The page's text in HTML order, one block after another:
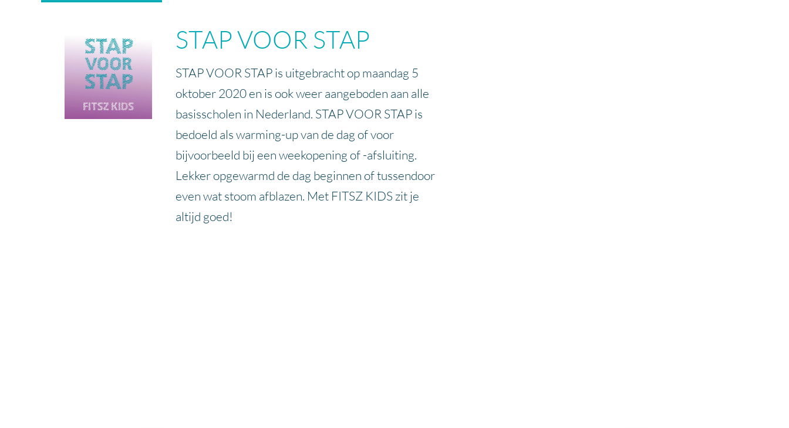
STAP VOOR STAP
STAP VOOR STAP is uitgebracht op maandag 5
oktober 2020 en is ook weer aangeboden aan alle
basisscholen in Nederland. STAP VOOR STAP is
bedoeld als warming-up van de dag of voor
bijvoorbeeld bij een weekopening of -afsluiting.
Lekker opgewarmd de dag beginnen of tussendoor
even wat stoom afblazen. Met FITSZ KIDS zit je
altijd goed!